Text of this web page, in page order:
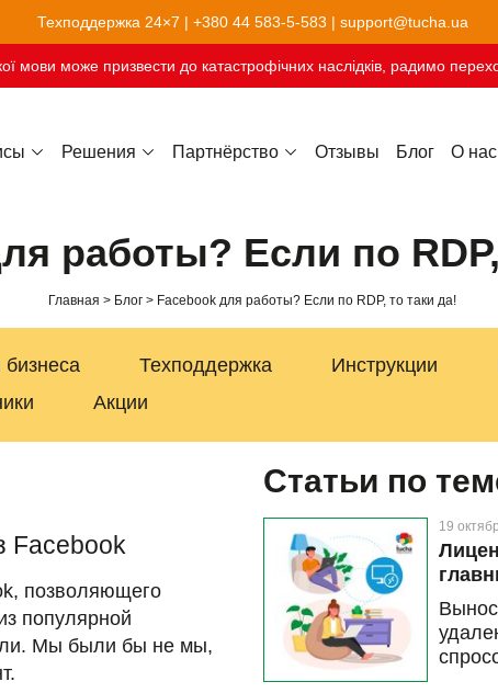
Техподдержка 24×7 | +380 44 583-5-583 | support@tucha.ua
мови може призвести до катастрофічних наслідків, радимо
Решения Партнёрство Отзывы Блог О нас
работы? Если по
Главная Блог Facebook для работы? Если по RDP, то таки да!
Техподдержка Инструкции
Акции
Facebook
позволяющего
популярной
Мы были бы не мы,
Статьи по
19